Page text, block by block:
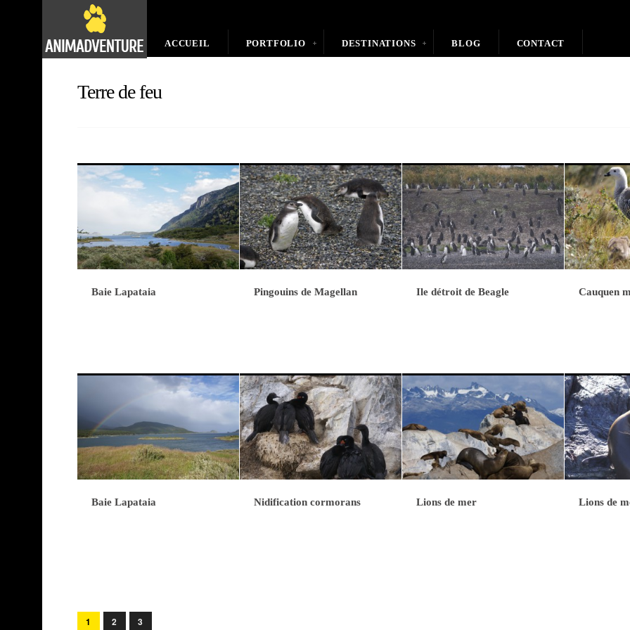
ACCUEIL PORTFOLIO DESTINATIONS BLOG CONTACT
Terre de feu
Baie Lapataia Pingouins de Magellan Ile détroit de Beagle Cauquen
Baie Lapataia Nidification cormorans Lions de mer Lions de
1 2 3